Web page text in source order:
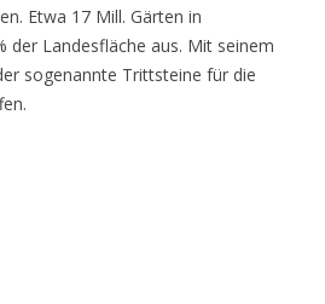
Etwa 17 Mill. Gärten in
der Landesfläche aus. Mit seinem
sogenannte Trittsteine für die